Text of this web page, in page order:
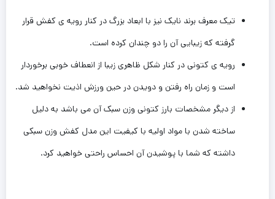
تیک معرف برند نایک نیز با ابعاد بزرگ در کنار رویه ی کفش قرار
گرفته که زیبایی آن را دو چندان کرده است.
رویه ی کتونی در کنار شکل ظاهری زیبا از انعطاف خوبی برخوردار
است و زمان راه رفتن و دویدن در حین ورزش اذیت نخواهید شد.
از دیگر مشخصات بارز کتونی وزن سبک آن‌ می باشد به دلیل
ساخته شدن با مواد اولیه با کیفیت این مدل کفش وزن سبکی
داشته که شما با پوشیدن آن احساس راحتی خواهید کرد.